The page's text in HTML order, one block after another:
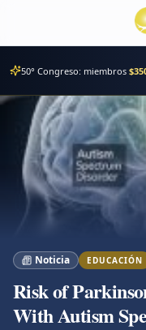
50° Congreso: miembros
Noticia EDUCACIÓN
Risk of
With Autism